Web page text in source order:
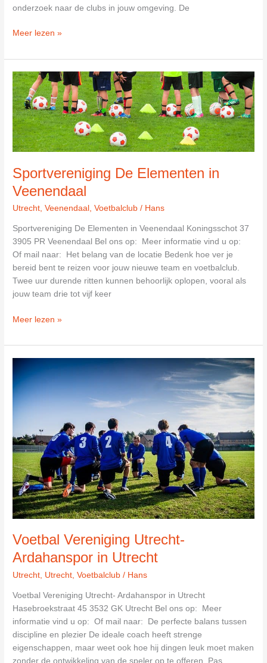
onderzoek naar de clubs in jouw omgeving. De
S.V.M.M.
Maarn
Meer lezen »
Sportvereniging De Elementen in
Veenendaal
Utrecht,Veenendaal ,Voetbalclub / Hans
Sportvereniging De Elementen in Veenendaal Koningsschot 37
3905 PR Veenendaal Bel ons op: Meer informatie vind u op:
Of mail naar: Het belang van de locatie Bedenk hoe ver je
bereid bent te reizen voor jouw nieuwe team en voetbalclub.
Twee uur durende ritten kunnen behoorlijk oplopen, vooral als
jouw team drie tot vijf keer
Sportvereniging
Elementen
in
Veenendaal
Meer lezen »
Voetbal Vereniging Utrecht-
Ardahanspor in Utrecht
Utrecht Utrecht ,Voetbalclub / Hans
Voetbal Vereniging Utrecht- Ardahanspor in Utrecht
Hasebroekstraat 45 3532 GK Utrecht Bel ons op: Meer
informatie vind u op: Of mail naar: De perfecte balans tussen
discipline en plezier De ideale coach heeft strenge
eigenschappen, maar weet ook hoe hij dingen leuk moet maken
zonder de ontwikkeling van de speler op te offeren. Pas